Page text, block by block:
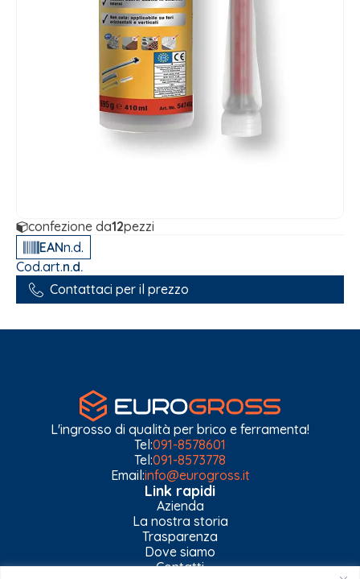
confezione da12pezzi
EANn.d.
Cod.art.n.d.
Contattaci per il prezzo
L'ingrosso di qualità per brico e ferramenta!
Tel:091-8578601
Tel:091-8573778
Email:info@eurogross.it
Link rapidi
Azienda
La nostra storia
Trasparenza
Dove siamo
Contatti